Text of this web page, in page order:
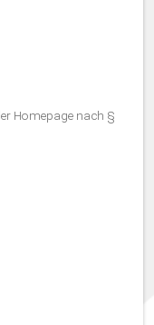
Homepage nach §